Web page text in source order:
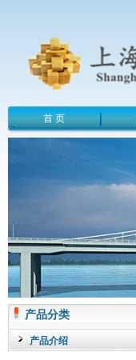
首 页
产品分类
产品介绍